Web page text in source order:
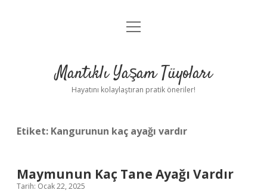
Anasayfa
Yasal Uyarı
menüyü
Mantıklı Yaşam Tüyoları
Hayatını kolaylaştıran pratik öneriler!
Etiket: Kangurunun kaç ayağı vardır
Maymunun Kaç Tane Ayağı Vardır
Tarih: Ocak 22, 2025